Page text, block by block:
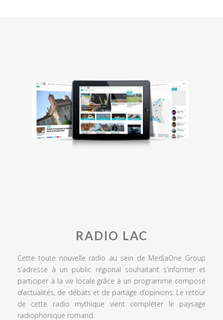
RADIO LAC
Cette toute nouvelle radio au sein de MediaOne Group
s’adresse à un public régional souhaitant s’informer et
participer à la vie locale grâce à un programme composé
d’actualités, de débats et de partage d’opinions. Le retour
de cette radio mythique vient compléter le paysage
radiophonique romand.